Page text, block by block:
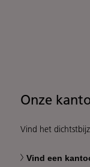
Onze
Vind het
Vind een